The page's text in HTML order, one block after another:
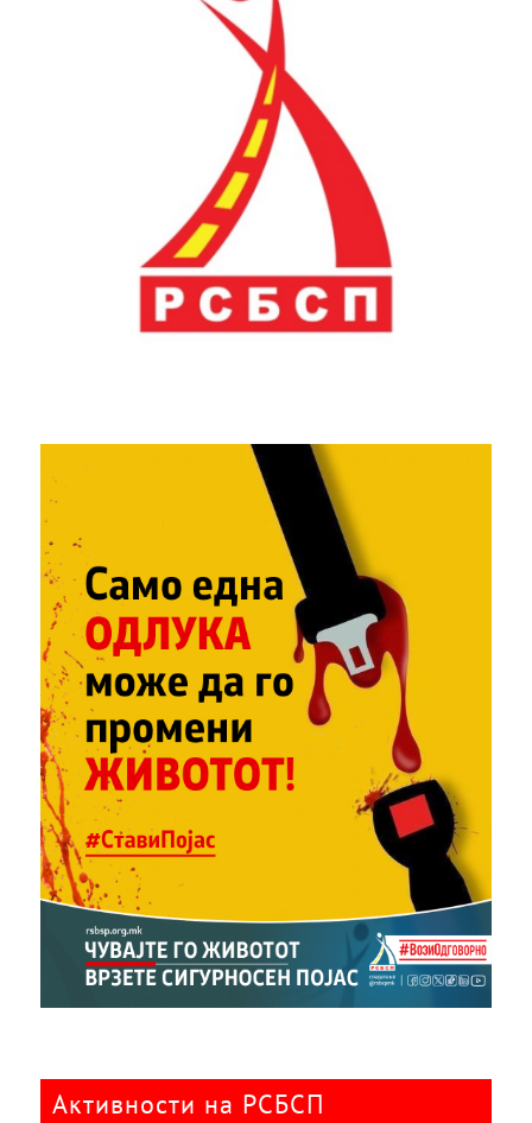
Активности на РСБСП